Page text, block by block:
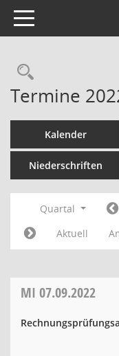
Toggle navigation
Termine
Kalender
Niederschriften
Quartal
Aktuell
MI 07.09.2022